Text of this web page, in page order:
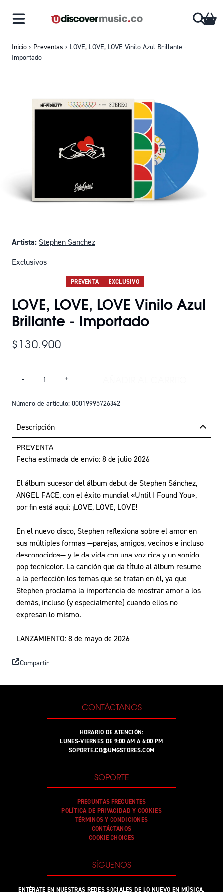
Inicio › Preventas › LOVE, LOVE, LOVE Vinilo Azul Brillante -
Importado
Artista: Stephen Sanchez
Exclusivos
PREVENTA EXCLUSIVO
LOVE, LOVE, LOVE Vinilo Azul
Brillante - Importado
$130.900
- +
Número de artículo: 00019995726342
Descripción
PREVENTA
Fecha estimada de envío: 8 de julio 2026
El álbum sucesor del álbum debut de Stephen Sánchez,
ANGEL FACE, con el éxito mundial «Until I Found You»,
por fin está aquí: ¡LOVE, LOVE, LOVE!
En el nuevo disco, Stephen reflexiona sobre el amor en
sus múltiples formas —parejas, amigos, vecinos e incluso
desconocidos— y le da vida con una voz rica y un sonido
pop tecnicolor. La canción que da título al álbum resume
a la perfección los temas que se tratan en él, ya que
Stephen proclama la importancia de mostrar amor a los
demás, incluso (y especialmente) cuando ellos no
expresan lo mismo.
LANZAMIENTO: 8 de mayo de 2026
Compartir
CONTÁCTANOS
HORARIO DE ATENCIÓN:
LUNES-VIERNES DE 9:00 AM A 6:00 PM
SOPORTE.CO@UMGSTORES.COM
SOPORTE
PREGUNTAS FRECUENTES
POLÍTICA DE PRIVACIDAD Y COOKIES
TÉRMINOS Y CONDICIONES
CONTÁCTANOS
COOKIE CHOICES
SÍGUENOS
ENTÉRATE EN NUESTRAS REDES SOCIALES DE LO NUEVO EN MÚSICA,